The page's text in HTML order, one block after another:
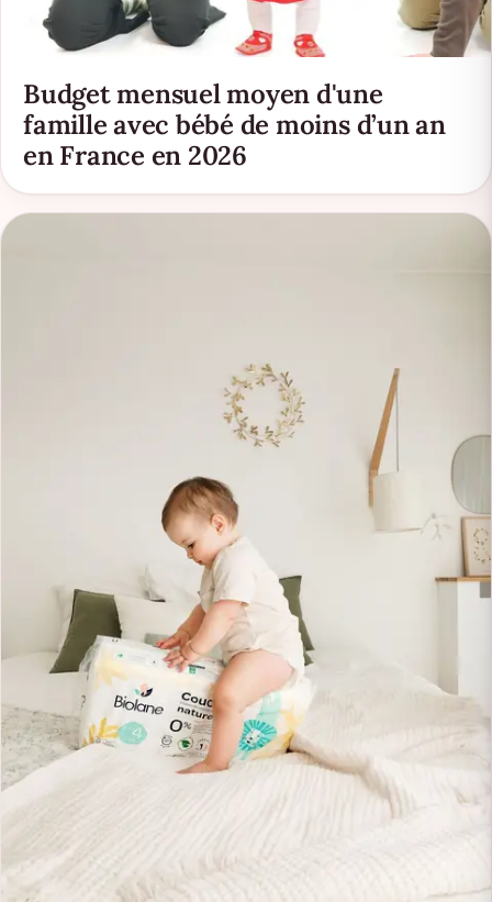
Budget mensuel moyen d'une
famille avec bébé de moins d’un an
en France en 2026